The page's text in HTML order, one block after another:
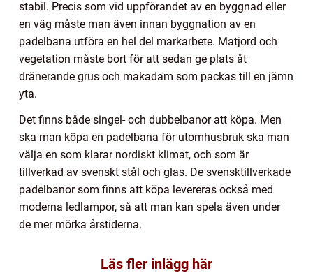
stabil. Precis som vid uppförandet av en byggnad eller
en väg måste man även innan byggnation av en
padelbana utföra en hel del markarbete. Matjord och
vegetation måste bort för att sedan ge plats åt
dränerande grus och makadam som packas till en jämn
yta.
Det finns både singel- och dubbelbanor att köpa. Men
ska man köpa en padelbana för utomhusbruk ska man
välja en som klarar nordiskt klimat, och som är
tillverkad av svenskt stål och glas. De svensktillverkade
padelbanor som finns att köpa levereras också med
moderna ledlampor, så att man kan spela även under
de mer mörka årstiderna.
Läs fler inlägg här